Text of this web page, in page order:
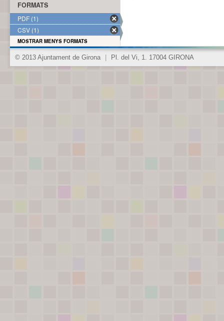
FORMATS
PDF (1)
CSV (1)
MOSTRAR MENYS FORMATS
© 2013 Ajuntament de Girona Pl. del Vi, 1. 17004 GIRONA